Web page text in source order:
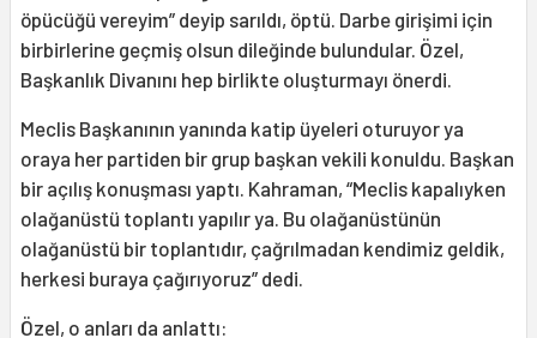
öpücüğü vereyim” deyip sarıldı, öptü. Darbe girişimi için
birbirlerine geçmiş olsun dileğinde bulundular. Özel,
Başkanlık Divanını hep birlikte oluşturmayı önerdi.
Meclis Başkanının yanında katip üyeleri oturuyor ya
oraya her partiden bir grup başkan vekili konuldu. Başkan
bir açılış konuşması yaptı. Kahraman, “Meclis kapalıyken
olağanüstü toplantı yapılır ya. Bu olağanüstünün
olağanüstü bir toplantıdır, çağrılmadan kendimiz geldik,
herkesi buraya çağırıyoruz” dedi.
Özel, o anları da anlattı: